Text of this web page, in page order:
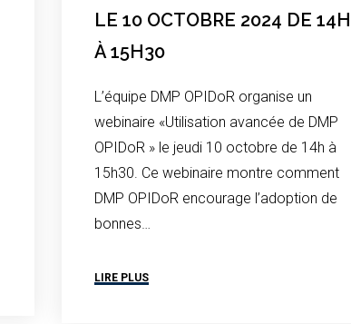
LE 10 OCTOBRE 2024 DE 14H
À 15H30
L’équipe DMP OPIDoR organise un
webinaire «Utilisation avancée de DMP
OPIDoR » le jeudi 10 octobre de 14h à
15h30. Ce webinaire montre comment
DMP OPIDoR encourage l’adoption de
bonnes…
LIRE PLUS